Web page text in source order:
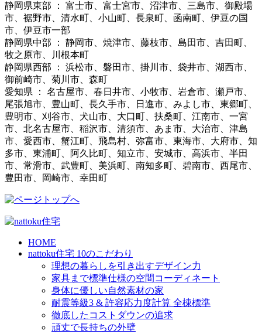
静岡県東部 ： 富士市、富士宮市、沼津市、三島市、御殿場
市、裾野市、清水町、小山町、長泉町、函南町、伊豆の国
市、伊豆市一部
静岡県中部 ： 静岡市、焼津市、藤枝市、島田市、吉田町、
牧之原市、川根本町
静岡県西部 ： 浜松市、磐田市、掛川市、袋井市、湖西市、
御前崎市、菊川市、森町
愛知県 ： 名古屋市、春日井市、小牧市、岩倉市、瀬戸市、
尾張旭市、豊山町、長久手市、日進市、みよし市、東郷町、
豊明市、刈谷市、犬山市、大口町、扶桑町、江南市、一宮
市、北名古屋市、稲沢市、清須市、あま市、大治市、津島
市、愛西市、蟹江町、飛島村、弥富市、東海市、大府市、知
多市、東浦町、阿久比町、知立市、安城市、高浜市、半田
市、常滑市、武豊町、美浜町、南知多町、碧南市、西尾市、
豊田市、岡崎市、幸田町
HOME
nattoku住宅 10のこだわり
理想の暮らしを引き出すデザイン力
家具まで標準仕様の空間コーディネート
身体に優しい自然素材の家
耐震等級3 & 許容応力度計算 全棟標準
徹底したコストダウンの追求
頑丈で長持ちの外壁